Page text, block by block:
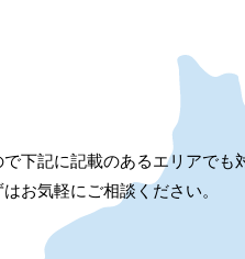
下記に記載のあるエリアでも
お気軽にご相談ください。